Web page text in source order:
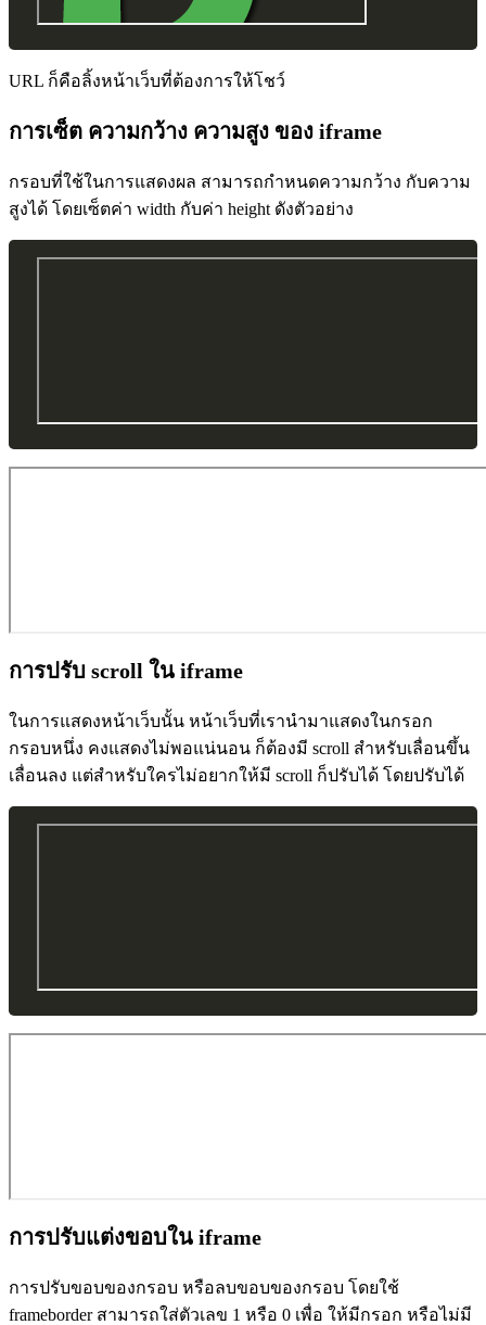
URL ก็คือลิ้งหน้าเว็บที่ต้องการให้โชว์
การเซ็ต ความกว้าง ความสูง ของ iframe
กรอบที่ใช้ในการแสดงผล สามารถกำหนดความกว้าง กับความ
สูงได้ โดยเซ็ตค่า width กับค่า height ดังตัวอย่าง
การปรับ scroll ใน iframe
ในการแสดงหน้าเว็บนั้น หน้าเว็บที่เรานำมาแสดงในกรอก
กรอบหนึ่ง คงแสดงไม่พอแน่นอน ก็ต้องมี scroll สำหรับเลื่อนขึ้น
เลื่อนลง แต่สำหรับใครไม่อยากให้มี scroll ก็ปรับได้ โดยปรับได้
การปรับแต่งขอบใน iframe
การปรับขอบของกรอบ หรือลบขอบของกรอบ โดยใช้
frameborder สามารถใส่ตัวเลข 1 หรือ 0 เพื่อ ให้มีกรอก หรือไม่มี